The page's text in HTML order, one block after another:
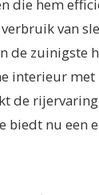
die hem
van
de zuinigste
interieur met
de
biedt nu een